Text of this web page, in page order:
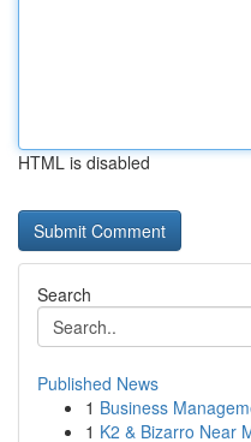
HTML is disabled
Search
Published News
1 Business
1 K2 & Bizarro Near